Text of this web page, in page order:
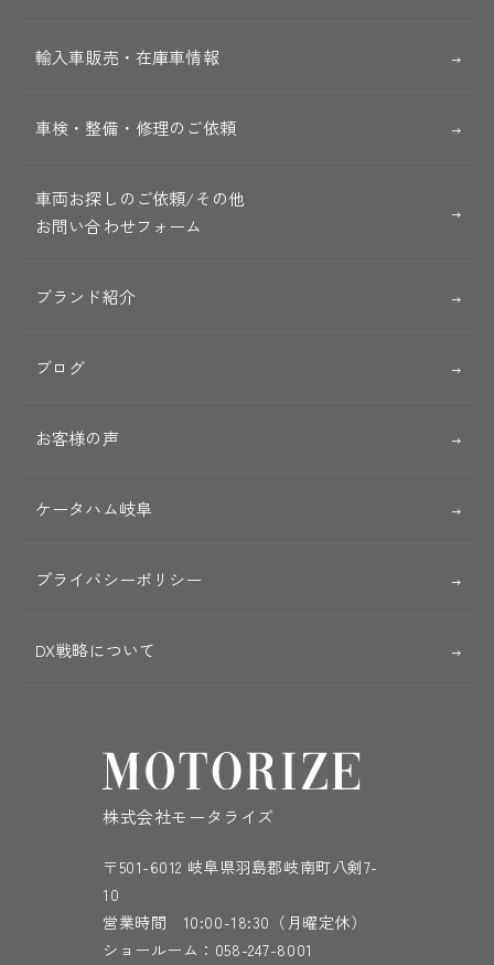
輸入車販売・在庫車情報
車検・整備・修理のご依頼
車両お探しのご依頼/その他
お問い合わせフォーム
ブランド紹介
ブログ
お客様の声
ケータハム岐阜
プライバシーポリシー
DX戦略について
株式会社モータライズ
〒501-6012 岐阜県羽島郡岐南町八剣7-
10
営業時間 10:00-18:30（月曜定休）
ショールーム： 058-247-8001